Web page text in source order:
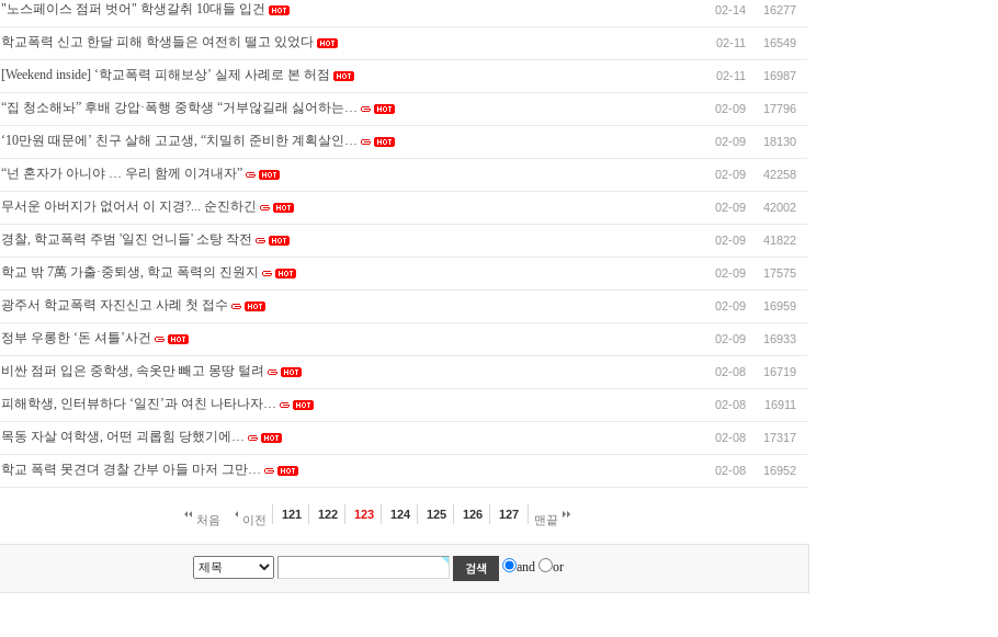
"노스페이스 점퍼 벗어" 학생갈취 10대들 입건 02-14 16277
학교폭력 신고 한달 피해 학생들은 여전히 떨고 있었다 02-11 16549
[Weekend inside] ‘학교폭력 피해보상’ 실제 사례로 본 허점 02-11 16987
“집 청소해놔” 후배 강압·폭행 중학생 “거부않길래 싫어하는… 02-09 17796
‘10만원 때문에’ 친구 살해 고교생, “치밀히 준비한 계획살인… 02-09 18130
“넌 혼자가 아니야 … 우리 함께 이겨내자” 02-09 42258
무서운 아버지가 없어서 이 지경?... 순진하긴 02-09 42002
경찰, 학교폭력 주범 '일진 언니들' 소탕 작전 02-09 41822
학교 밖 7萬 가출·중퇴생, 학교 폭력의 진원지 02-09 17575
광주서 학교폭력 자진신고 사례 첫 접수 02-09 16959
정부 우롱한 ‘돈 셔틀’사건 02-09 16933
비싼 점퍼 입은 중학생, 속옷만 빼고 몽땅 털려 02-08 16719
피해학생, 인터뷰하다 ‘일진’과 여친 나타나자… 02-08 16911
목동 자살 여학생, 어떤 괴롭힘 당했기에… 02-08 17317
학교 폭력 못견뎌 경찰 간부 아들 마저 그만… 02-08 16952
처음 이전 121 122 123 124 125 126 127 맨끝
and or